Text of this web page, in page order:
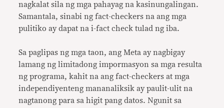
nagkalat sila ng mga pahayag na kasinungalingan.
Samantala, sinabi ng fact-checkers na ang mga
pulitiko ay dapat na i-fact check tulad ng iba.
Sa paglipas ng mga taon, ang Meta ay nagbigay
lamang ng limitadong impormasyon sa mga resulta
ng programa, kahit na ang fact-checkers at mga
independiyenteng mananaliksik ay paulit-ulit na
nagtanong para sa higit pang datos. Ngunit sa